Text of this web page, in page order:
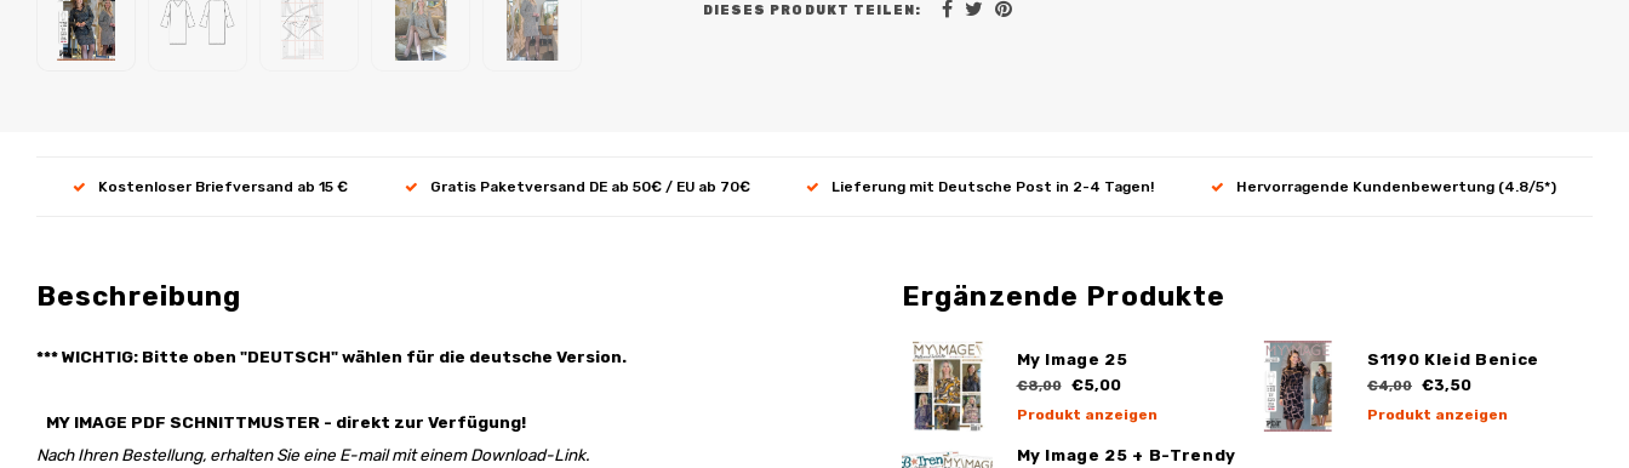
DIESES PRODUKT TEILEN:
Kostenloser Briefversand ab 15 € Gratis Paketversand DE ab 50€ / EU ab 70€ Lieferung mit Deutsche Post in 2-4 Tagen! Hervorragende Kundenbewertung (4.8/5*)
Beschreibung
*** WICHTIG: Bitte oben "DEUTSCH" wählen für die deutsche Version.
MY IMAGE PDF SCHNITTMUSTER - direkt zur Verfügung!
Nach Ihren Bestellung, erhalten Sie eine E-mail mit einem Download-Link.
Ergänzende Produkte
My Image 25
€8,00 €5,00
Produkt anzeigen
S1190 Kleid Benice
€4,00 €3,50
Produkt anzeigen
My Image 25 + B-Trendy